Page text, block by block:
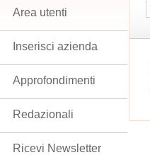
Area utenti
Inserisci azienda
Approfondimenti
Redazionali
Ricevi Newsletter